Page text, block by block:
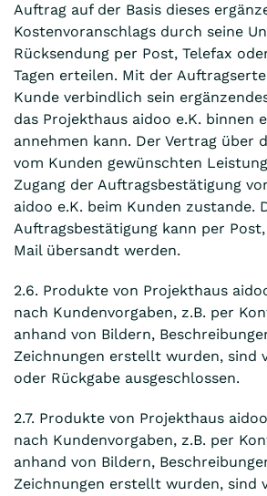
Auftrag auf der Basis dieses
Kostenvoranschlags durch seine
Rücksendung per Post, Telefax
Tagen erteilen. Mit der
Kunde verbindlich sein
das Projekthaus aidoo e.K. binnen
annehmen kann. Der Vertrag über
vom Kunden gewünschten
Zugang der Auftragsbestätigung
aidoo e.K. beim Kunden zustande.
Auftragsbestätigung kann per
Mail übersandt werden.
2.6. Produkte von Projekthaus
nach Kundenvorgaben, z.B. per
anhand von Bildern,
Zeichnungen erstellt wurden, sind
oder Rückgabe ausgeschlossen.
2.7. Produkte von Projekthaus
nach Kundenvorgaben, z.B. per
anhand von Bildern,
Zeichnungen erstellt wurden, sind